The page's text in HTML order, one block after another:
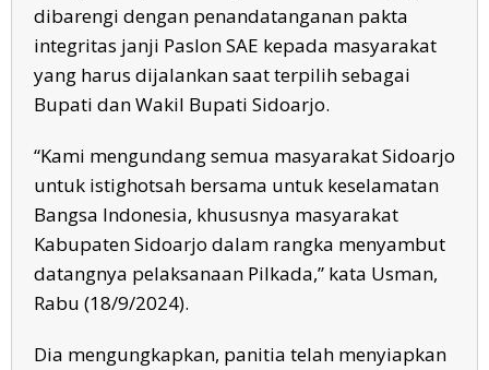
dibarengi dengan penandatanganan pakta
integritas janji Paslon SAE kepada masyarakat
yang harus dijalankan saat terpilih sebagai
Bupati dan Wakil Bupati Sidoarjo.
“Kami mengundang semua masyarakat Sidoarjo
untuk istighotsah bersama untuk keselamatan
Bangsa Indonesia, khususnya masyarakat
Kabupaten Sidoarjo dalam rangka menyambut
datangnya pelaksanaan Pilkada,” kata Usman,
Rabu (18/9/2024).
Dia mengungkapkan, panitia telah menyiapkan